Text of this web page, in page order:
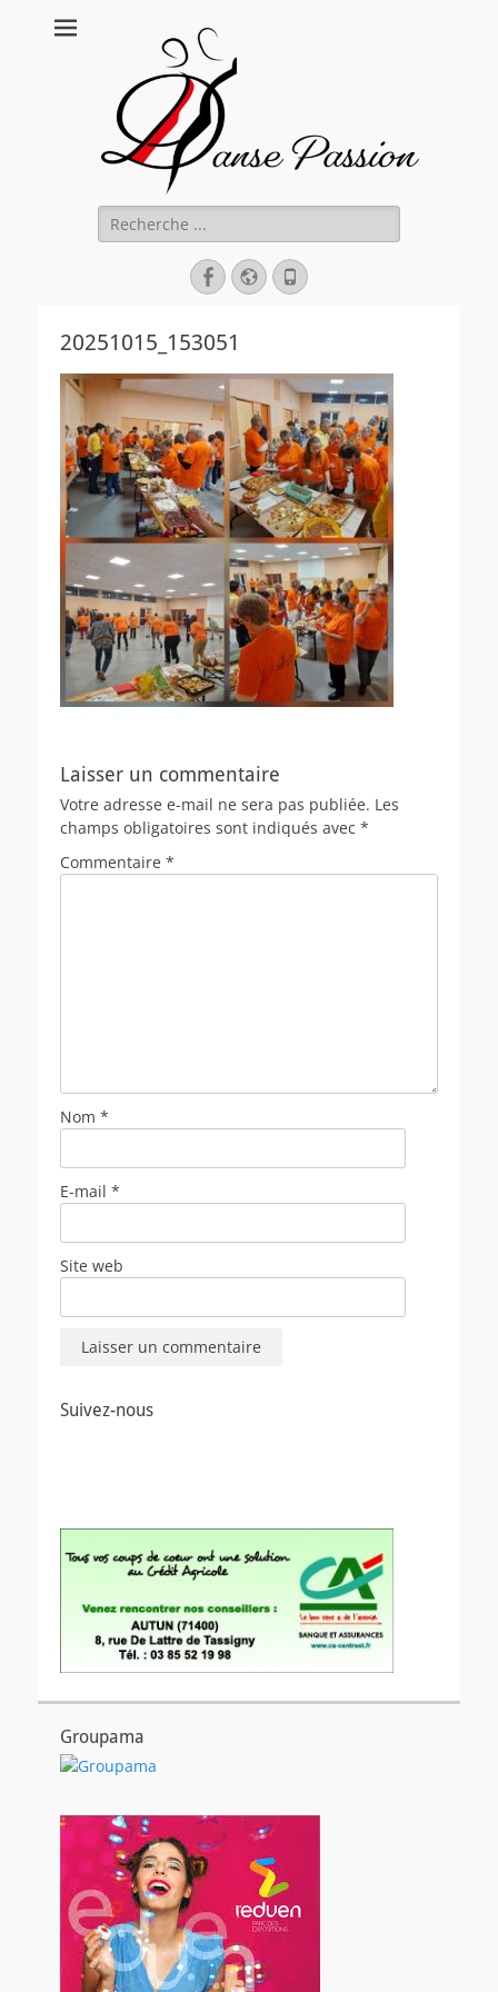
Rechercher :
Facebook
Site
web
Tél
20251015_153051
Laisser un commentaire
Votre adresse e-mail ne sera pas publiée. Les
champs obligatoires sont indiqués avec *
Commentaire *
Nom *
E-mail *
Site web
Suivez-nous
Groupama